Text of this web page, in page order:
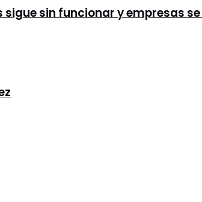
sigue sin funcionar y empresas